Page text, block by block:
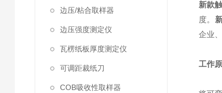
边压/粘合取样器
边压强度测定仪
瓦楞纸板厚度测定仪
可调距裁纸刀
COB吸收性取样器
新款
度。
企业
工作